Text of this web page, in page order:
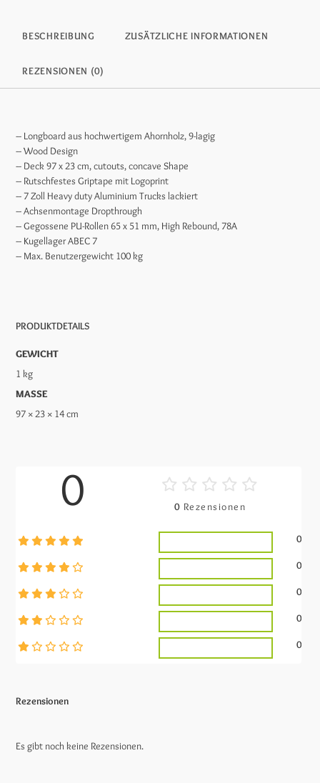
BESCHREIBUNG ZUSÄTZLICHE INFORMATIONEN
REZENSIONEN (0)
– Longboard aus hochwertigem Ahornholz, 9-lagig
– Wood Design
– Deck 97 x 23 cm, cutouts, concave Shape
– Rutschfestes Griptape mit Logoprint
– 7 Zoll Heavy duty Aluminium Trucks lackiert
– Achsenmontage Dropthrough
– Gegossene PU-Rollen 65 x 51 mm, High Rebound, 78A
– Kugellager ABEC 7
– Max. Benutzergewicht 100 kg
PRODUKTDETAILS
GEWICHT
1 kg
MASSE
97 × 23 × 14 cm
Rezensionen
Es gibt noch keine Rezensionen.
0 0 Rezensionen
0
0
0
0
0